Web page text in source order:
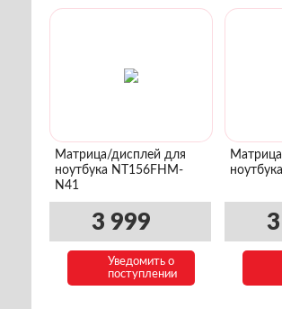
Матрица/дисплей для
ноутбука NT156FHM-
N41
3 999
Уведомить о
поступлении